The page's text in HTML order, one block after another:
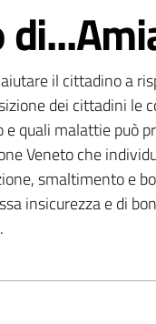
il cittadino a
dei cittadini le
quali malattie può
Veneto che
smaltimento e
insicurezza e di